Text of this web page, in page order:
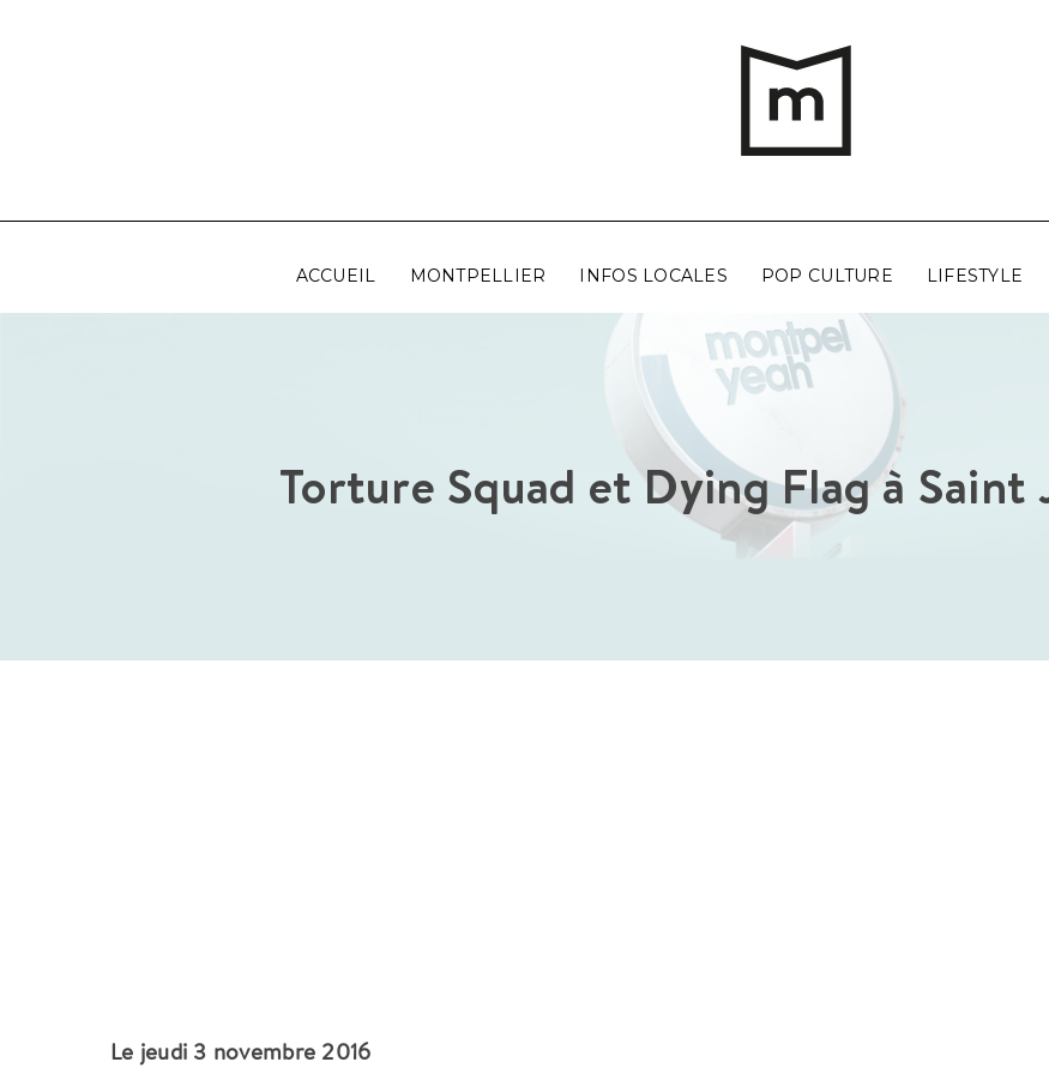
ACCUEIL MONTPELLIER INFOS LOCALES POP CULTURE LIFESTYLE
Torture Squad et Dying Flag à Saint
Le jeudi 3 novembre 2016